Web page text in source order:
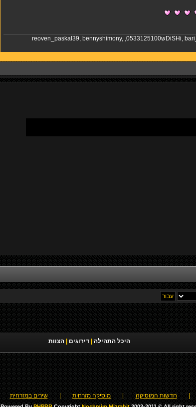
DiSHi,
,
reoven_paskal39, bennyshimony,
היכל התהילה דירוגים הצוות
חדשות המוסיקה מוסיקה מזרחית שירים במזרחית